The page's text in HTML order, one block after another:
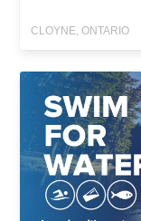
CLOYNE, ONTARIO